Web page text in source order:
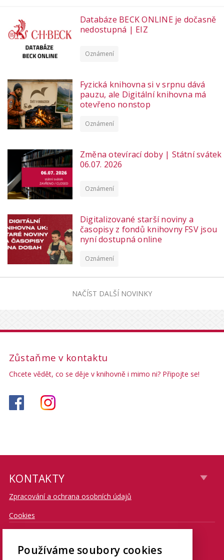
Databáze BECK ONLINE je dočasně
nedostupná | EIZ
Oznámení
Fyzická knihovna si v srpnu dává
pauzu, ale Digitální knihovna má
otevřeno nonstop
Oznámení
Změna otevírací doby | Státní svátek
06.07. 2026
Oznámení
Digitalizované starší noviny a
časopisy z fondů knihovny FSV jsou
nyní dostupná online
Oznámení
NAČÍST DALŠÍ NOVINKY
Zůstaňme v kontaktu
Chcete vědět, co se děje v knihovně i mimo ni? Připojte se!
KONTAKTY
Zpracování a ochrana osobních údajů
Cookies
CONTACT
Používáme soubory cookies